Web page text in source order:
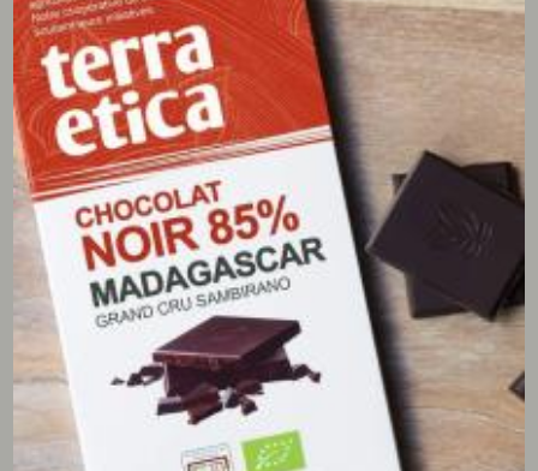
équipes en France, à Pessac, qui assurent la
transformation douce du produit. Ces illustrations
enrichissent désormais l’identité visuelle de Terra Etica,
reflétant notre implication en termes de qualité et de
respect de chaque étape de production.